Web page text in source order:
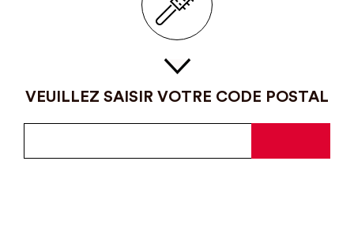
VEUILLEZ SAISIR VOTRE CODE POSTAL